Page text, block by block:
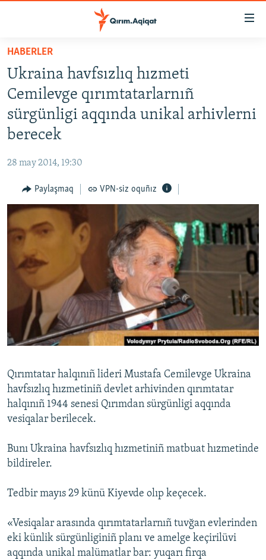
Esas
qaytmaq
Baş
navigatsiyağa
qaytmaq
Qıdıruvğa
HABERLER
SİYASET
İQTİSADİYAT
İNSAN AQLARI
VİDEO
SÜRET
BLOGLAR
FİKİR
Русский
Українською
QOŞULIÑIZ!
RFE/RS bütün saytları
HABERLER
Ukraina havfsızlıq hızmeti
Cemilevge qırımtatarlarnıñ
sürgünligi aqqında unikal arhivlerni
berecek
28 may 2014, 19:30
Paylaşmaq VPN-siz oquñız
Qırımtatar halqınıñ lideri Mustafa Cemilevge Ukraina
havfsızlıq hızmetiniñ devlet arhivinden qırımtatar
halqınıñ 1944 senesi Qırımdan sürgünligi aqqında
vesiqalar berilecek.
Bunı Ukraina havfsızlıq hızmetiniñ matbuat hızmetinde
bildireler.
Tedbir mayıs 29 künü Kiyevde olıp keçecek.
«Vesiqalar arasında qırımtatarlarnıñ tuvğan evlerinden
eki künlik sürgünliginiñ planı ve amelge keçirilüvi
aqqında unikal malümatlar bar: yuqarı firqa